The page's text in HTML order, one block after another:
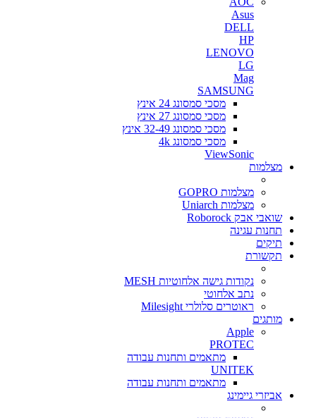
Asus
DELL
HP
LENOVO
LG
Mag
SAMSUNG
מסכי סמסונג 24 אינץ
מסכי סמסונג 27 אינץ
מסכי סמסונג 32-49 אינץ
מסכי סמסונג 4k
ViewSonic
מצלמות
מצלמות GOPRO
מצלמות Uniarch
שואבי אבק Roborock
תחנות עגינה
תיקים
תקשורת
נקודות גישה אלחוטיות MESH
נתב אלחוטי
ראוטרים סלולרי Milesight
מותגים
Apple
PROTEC
מתאמים ותחנות עבודה
UNITEK
מתאמים ותחנות עבודה
אביזרי גיימינג